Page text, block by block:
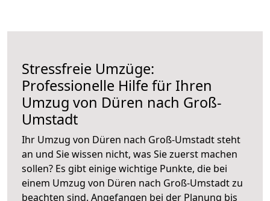
Stressfreie Umzüge:
Professionelle Hilfe für Ihren
Umzug von Düren nach Groß-
Umstadt
Ihr Umzug von Düren nach Groß-Umstadt steht
an und Sie wissen nicht, was Sie zuerst machen
sollen? Es gibt einige wichtige Punkte, die bei
einem Umzug von Düren nach Groß-Umstadt zu
beachten sind. Angefangen bei der Planung bis